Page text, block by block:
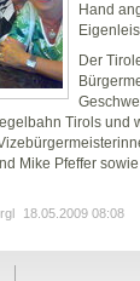
Hand
Der
Tirols und
Mike Pfeffer
18.05.2009 08:08